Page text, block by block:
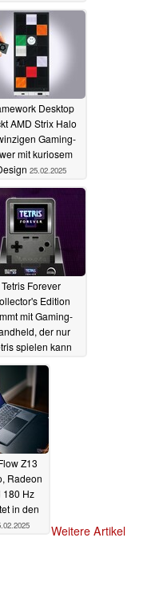
26.02.2025
Desktop
AMD Strix Halo
Gaming-
mit kuriosem
25.02.2025
Tetris Forever
Edition
mit Gaming-
der nur
spielen kann
25.02.2025
Z13
Radeon
180 Hz
in den
Weitere Artikel